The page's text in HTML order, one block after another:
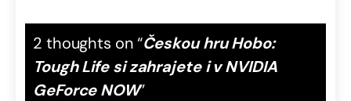
2 thoughts on “Českou hru Hobo:
Tough Life si zahrajete i v NVIDIA
GeForce NOW”